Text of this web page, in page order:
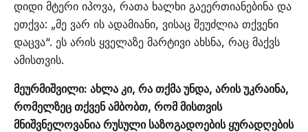
დიდი მტერი იპოვა, რათა ხალხი გაეერთიანებინა და
ეთქვა: „მე ვარ ის ადამიანი, ვისაც შეუძლია თქვენი
დაცვა“. ეს არის ყველაზე მარტივი ახსნა, რაც მაქვს
ამისთვის.
მეურმიშვილი: ახლა კი, რა თქმა უნდა, არის უკრაინა,
რომელზეც თქვენ ამბობთ, რომ მისთვის
მნიშვნელოვანია რუსული საზოგადოების ყურადღების